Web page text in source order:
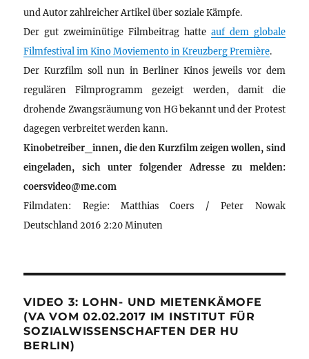
und Autor zahlreicher Artikel über soziale Kämpfe.
Der gut zweiminütige Filmbeitrag hatte auf dem globale
Filmfestival im Kino Moviemento in Kreuzberg Première.
Der Kurzfilm soll nun in Berliner Kinos jeweils vor dem
regulären Filmprogramm gezeigt werden, damit die
drohende Zwangsräumung von HG bekannt und der Protest
dagegen verbreitet werden kann.
Kinobetreiber_innen, die den Kurzfilm zeigen wollen, sind
eingeladen, sich unter folgender Adresse zu melden:
coersvideo@me.com
Filmdaten: Regie: Matthias Coers / Peter Nowak
Deutschland 2016 2:20 Minuten
VIDEO 3: LOHN- UND MIETENKÄMOFE
(VA VOM 02.02.2017 IM INSTITUT FÜR
SOZIALWISSENSCHAFTEN DER HU
BERLIN)